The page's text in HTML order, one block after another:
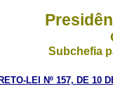
Subchefia
LEI Nº 157, DE 10